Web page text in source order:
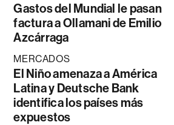
Gastos del Mundial le pasan
factura a Ollamani de Emilio
Azcárraga
MERCADOS
El Niño amenaza a América
Latina y Deutsche Bank
identifica los países más
expuestos